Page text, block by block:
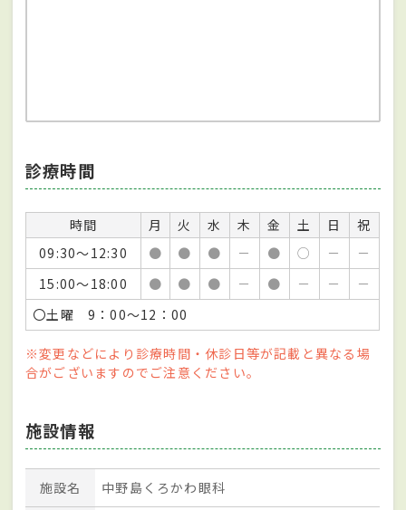
診療時間
時間 月 火 水 木 金 土 日
祝
09:30～12:30
● ● ● － ● ○ －
－
15:00～18:00
● ● ● － ● － －
－
〇土曜 9：00～12：00
※変更などにより診療時間・休診日等が記載と異なる場
合がございますのでご注意ください。
施設情報
施設名 中野島くろかわ眼科